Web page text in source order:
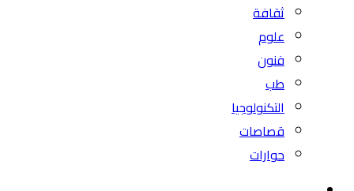
ثقافة
علوم
فنون
طب
التكنولوجيا
قصاصات
حوارات